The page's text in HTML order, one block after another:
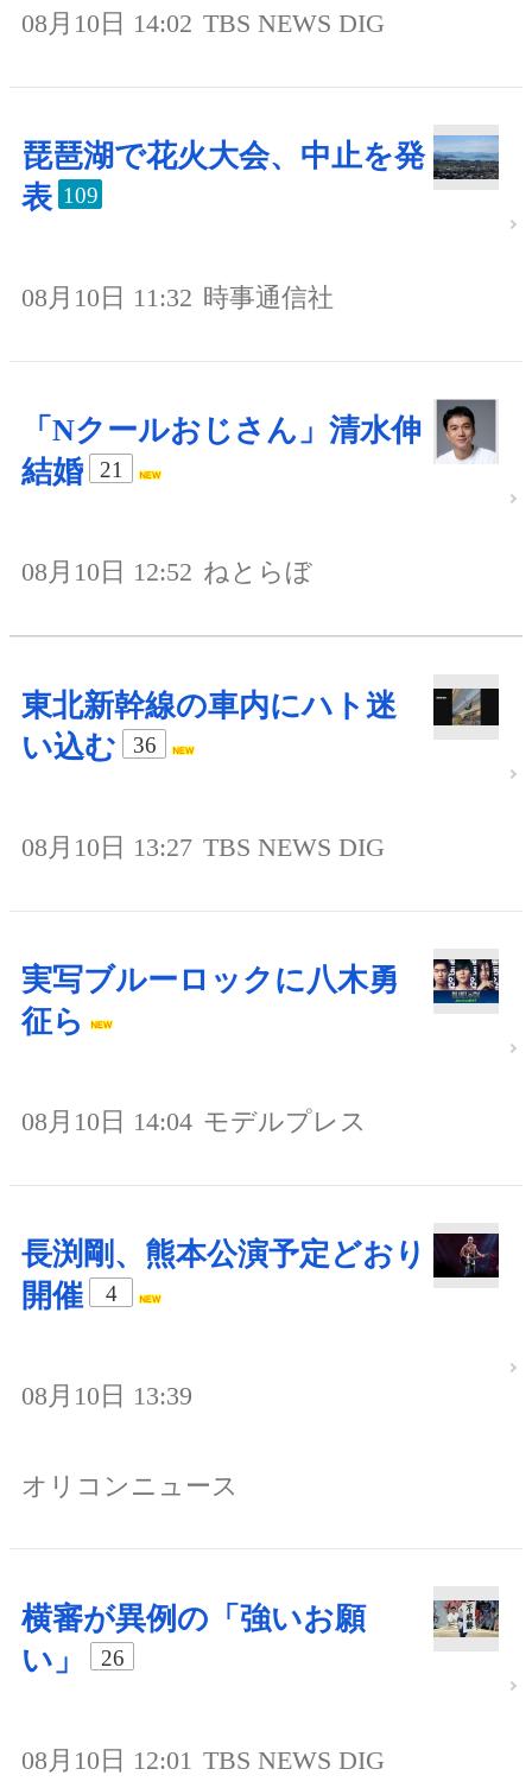
08月10日 14:02 TBS NEWS DIG
琵琶湖で花火大会、中止を発
表 109
08月10日 11:32 時事通信社
「Nクールおじさん」清水伸
結婚
21
08月10日 12:52 ねとらぼ
東北新幹線の車内にハト迷
い込む
36
08月10日 13:27 TBS NEWS DIG
実写ブルーロックに八木勇
征ら
08月10日 14:04 モデルプレス
長渕剛、熊本公演予定どおり
開催
4
08月10日 13:39
オリコンニュース
横審が異例の「強いお願
い」
26
08月10日 12:01 TBS NEWS DIG